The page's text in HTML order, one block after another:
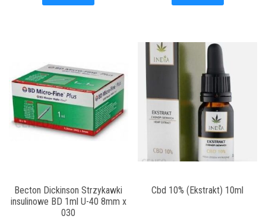
Becton Dickinson Strzykawki
insulinowe BD 1ml U-40 8mm x
030
Cbd 10% (Ekstrakt) 10ml